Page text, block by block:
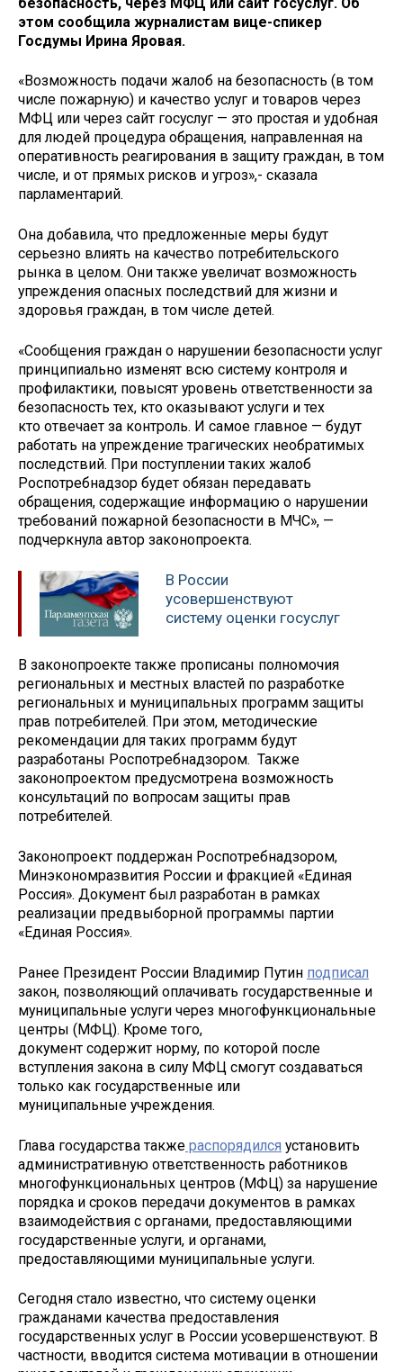
этом сообщила журналистам вице-спикер
Госдумы Ирина Яровая.
«Возможность подачи жалоб на безопасность (в том
числе пожарную) и качество услуг и товаров через
МФЦ или через сайт госуслуг — это простая и удобная
для людей процедура обращения, направленная на
оперативность реагирования в защиту граждан, в том
числе, и от прямых рисков и угроз»,- сказала
парламентарий.
Она добавила, что предложенные меры будут
серьезно влиять на качество потребительского
рынка в целом. Они также увеличат возможность
упреждения опасных последствий для жизни и
здоровья граждан, в том числе детей.
«Сообщения граждан о нарушении безопасности услуг
принципиально изменят всю систему контроля и
профилактики, повысят уровень ответственности за
безопасность тех, кто оказывают услуги и тех
кто отвечает за контроль. И самое главное — будут
работать на упреждение трагических необратимых
последствий. При поступлении таких жалоб
Роспотребнадзор будет обязан передавать
обращения, содержащие информацию о нарушении
требований пожарной безопасности в МЧС», —
подчеркнула автор законопроекта.
В России
усовершенствуют
систему оценки госуслуг
В законопроекте также прописаны полномочия
региональных и местных властей по разработке
региональных и муниципальных программ защиты
прав потребителей. При этом, методические
рекомендации для таких программ будут
разработаны Роспотребнадзором. Также
законопроектом предусмотрена возможность
консультаций по вопросам защиты прав
потребителей.
Законопроект поддержан Роспотребнадзором,
Минэкономразвития России и фракцией «Единая
Россия». Документ был разработан в рамках
реализации предвыборной программы партии
«Единая Россия».
Ранее Президент России Владимир Путин подписал
закон, позволяющий оплачивать государственные и
муниципальные услуги через многофункциональные
центры (МФЦ). Кроме того,
документ содержит норму, по которой после
вступления закона в силу МФЦ смогут создаваться
только как государственные или
муниципальные учреждения.
Глава государства также распорядился установить
административную ответственность работников
многофункциональных центров (МФЦ) за нарушение
порядка и сроков передачи документов в рамках
взаимодействия с органами, предоставляющими
государственные услуги, и органами,
предоставляющими муниципальные услуги.
Сегодня стало известно, что систему оценки
гражданами качества предоставления
государственных услуг в России усовершенствуют. В
частности, вводится система мотивации в отношении